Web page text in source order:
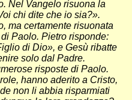
Nel Vangelo risuona la
chi dite che io sia?».
ma certamente risuonata
Paolo. Pietro risponde:
di Dio», e Gesù ribatte
solo dal Padre.
risposte di Paolo.
hanno aderito a Cristo,
non li abbia risparmiati